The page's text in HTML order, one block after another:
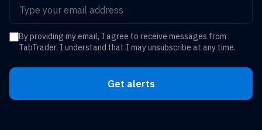
By providing my email, I agree to receive messages from
TabTrader. I understand that I may unsubscribe at any time.
Get alerts